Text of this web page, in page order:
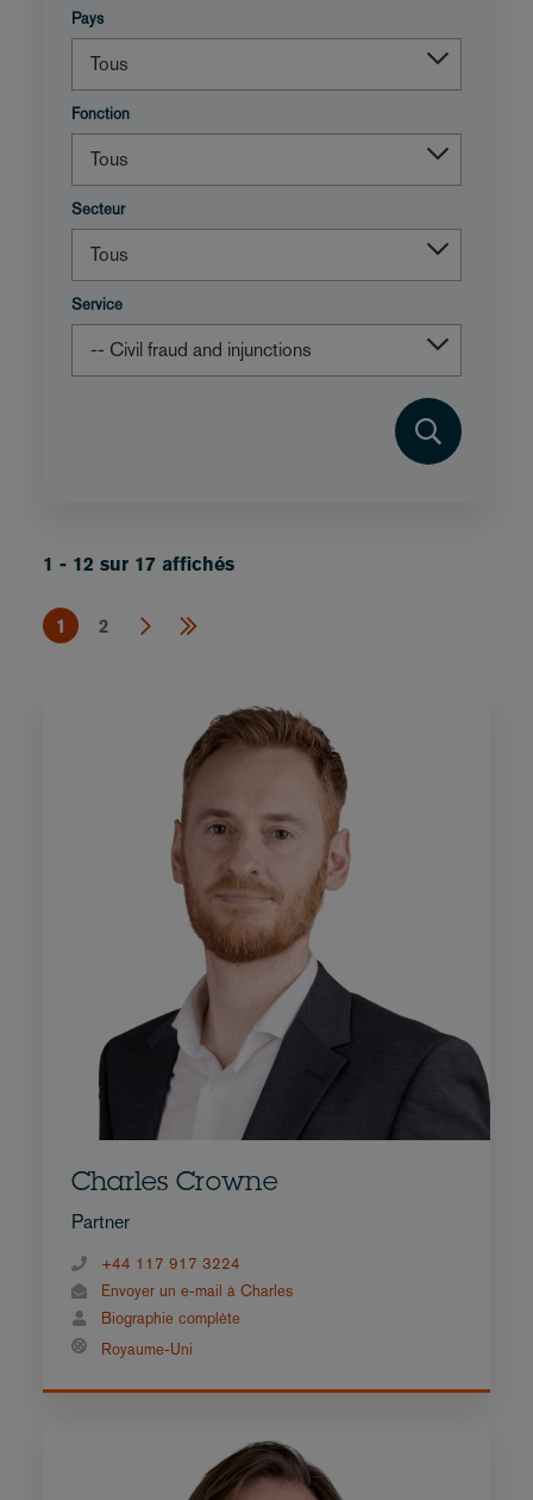
Pays
Fonction
Secteur
Service
1 - 12 sur 17 affichés
1 2
Charles Crowne
Partner
+44 117 917 3224
Envoyer un e-mail à Charles
Biographie complète
Royaume-Uni